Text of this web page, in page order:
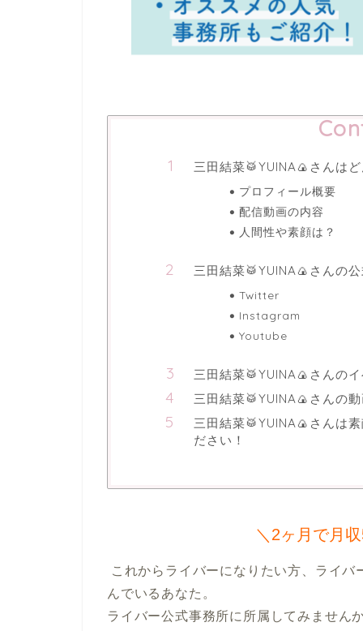
三田結菜🥁YUINA🍙さんは
プロフィール概要
配信動画の内容
人間性や素顔は？
三田結菜🥁YUINA🍙さんの
Twitter
Instagram
Youtube
三田結菜🥁YUINA🍙さんの
三田結菜🥁YUINA🍙さんの
三田結菜🥁YUINA🍙さんは
ださい！
＼2ヶ月で月
んでいるあなた。
ライバー公式事務所に所属してみません